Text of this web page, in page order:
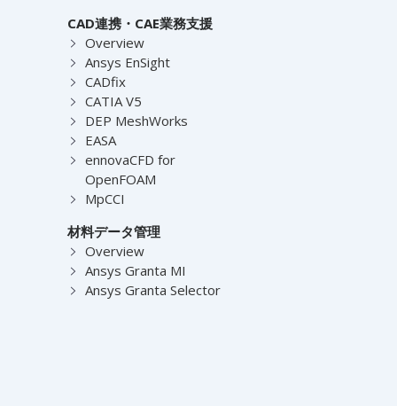
CAD連携・CAE業務支援
Overview
Ansys EnSight
CADfix
CATIA V5
DEP MeshWorks
EASA
ennovaCFD for
OpenFOAM
MpCCI
材料データ管理
Overview
Ansys Granta MI
Ansys Granta Selector